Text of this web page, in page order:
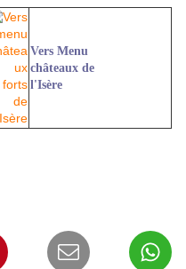
Vers Menu
châteaux de
l'Isère